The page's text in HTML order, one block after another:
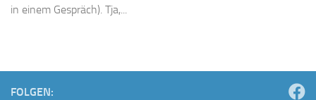
in einem Gespräch). Tja,...
FOLGEN: